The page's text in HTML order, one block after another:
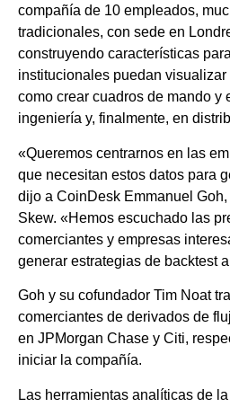
compañía de 10 empleados,
tradicionales, con sede en
construyendo características
institucionales puedan
como crear cuadros de mando y
ingeniería y, finalmente, en
«Queremos centrarnos en las
que necesitan estos datos para
dijo a CoinDesk Emmanuel
Skew. «Hemos escuchado las
comerciantes y empresas
generar estrategias de backtest
Goh y su cofundador Tim Noat
comerciantes de derivados de
en JPMorgan Chase y Citi,
iniciar la compañía.
Las herramientas analíticas de